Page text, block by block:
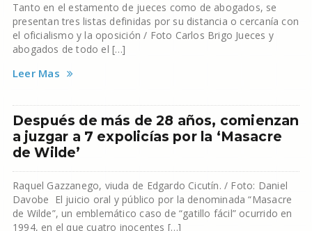
Tanto en el estamento de jueces como de abogados, se
presentan tres listas definidas por su distancia o cercanía con
el oficialismo y la oposición / Foto Carlos Brigo Jueces y
abogados de todo el […]
Leer Mas
Después de más de 28 años, comienzan
a juzgar a 7 expolicías por la ‘Masacre
de Wilde’
Raquel Gazzanego, viuda de Edgardo Cicutín. / Foto: Daniel
Davobe El juicio oral y público por la denominada “Masacre
de Wilde”, un emblemático caso de “gatillo fácil” ocurrido en
1994, en el que cuatro inocentes […]